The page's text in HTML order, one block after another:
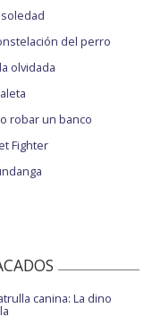
del perro
olvidada
robar un banco
Fighter
canina: La dino